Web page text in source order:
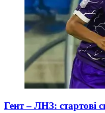
Гент – ЛНЗ: стартові